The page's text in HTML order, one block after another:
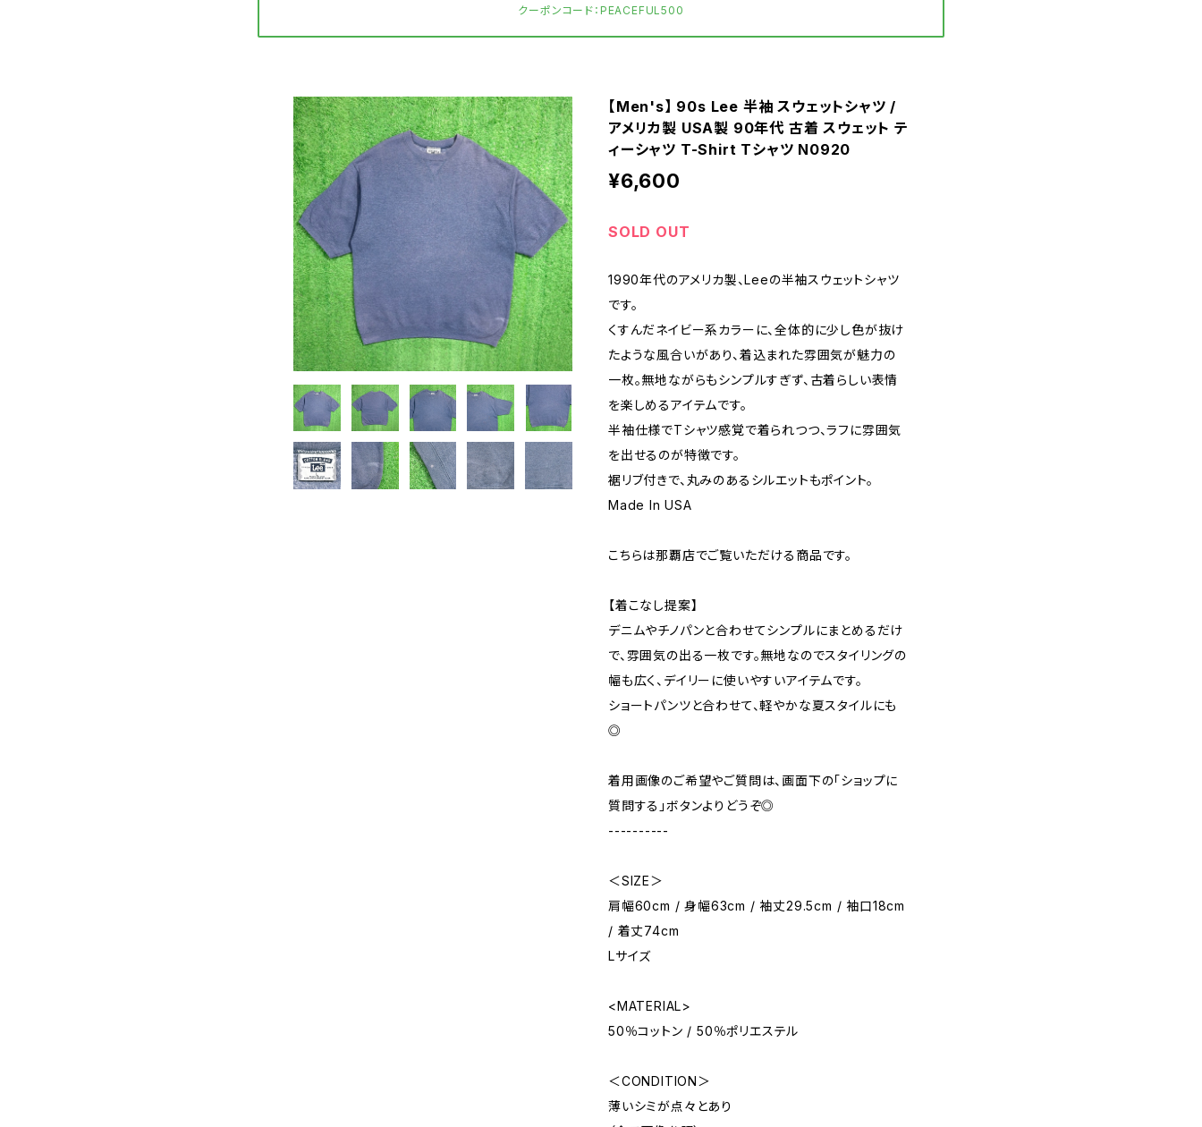
クーポンコード：PEACEFUL500
【Men's】 90s Lee 半袖 スウェットシャツ /
アメリカ製 USA製 90年代 古着 スウェット テ
ィーシャツ T-Shirt Tシャツ N0920
¥6,600
SOLD OUT
1990年代のアメリカ製、Leeの半袖スウェットシャツ
です。
くすんだネイビー系カラーに、全体的に少し色が抜け
たような風合いがあり、着込まれた雰囲気が魅力の
一枚。無地ながらもシンプルすぎず、古着らしい表情
を楽しめるアイテムです。
半袖仕様でTシャツ感覚で着られつつ、ラフに雰囲気
を出せるのが特徴です。
裾リブ付きで、丸みのあるシルエットもポイント。
Made In USA
こちらは那覇店でご覧いただける商品です。
【着こなし提案】
デニムやチノパンと合わせてシンプルにまとめるだけ
で、雰囲気の出る一枚です。無地なのでスタイリングの
幅も広く、デイリーに使いやすいアイテムです。
ショートパンツと合わせて、軽やかな夏スタイルにも
◎
着用画像のご希望やご質問は、画面下の「ショップに
質問する」ボタンよりどうぞ◎
----------
＜SIZE＞
肩幅60cm / 身幅63cm / 袖丈29.5cm / 袖口18cm
/ 着丈74cm
Lサイズ
<MATERIAL>
50％コットン / 50％ポリエステル
＜CONDITION＞
薄いシミが点々とあり